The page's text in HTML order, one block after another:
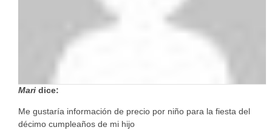
Mari dice:
Me gustaría información de precio por niño para la fiesta del
décimo cumpleaños de mi hijo